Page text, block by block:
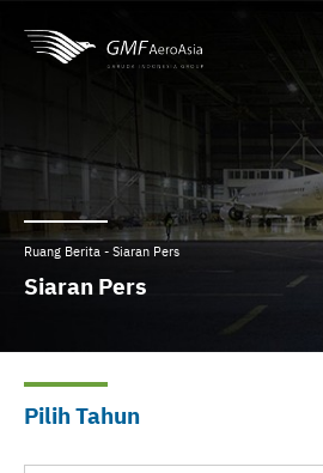
Ruang Berita - Siaran Pers
Siaran Pers
Pilih Tahun